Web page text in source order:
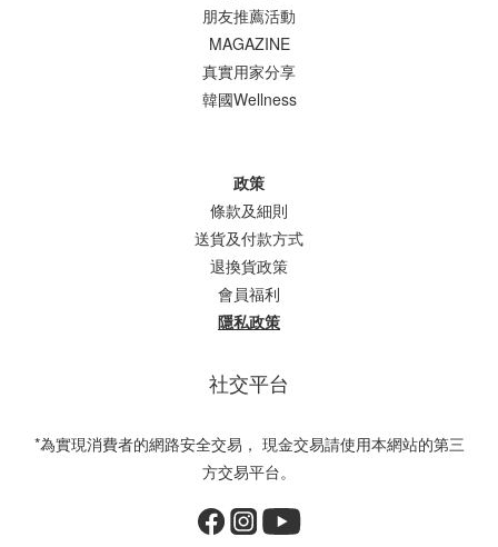
朋友推薦活動
MAGAZINE
真實用家分享
韓國Wellness
政策
條款及細則
送貨及付款方式
退換貨政策
會員福利
隱私政策
社交平台
*為實現消費者的網路安全交易， 現金交易請使用本網站的第三
方交易平台。